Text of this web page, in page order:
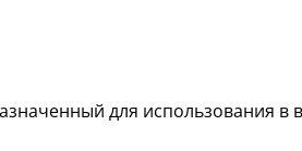
для использования в